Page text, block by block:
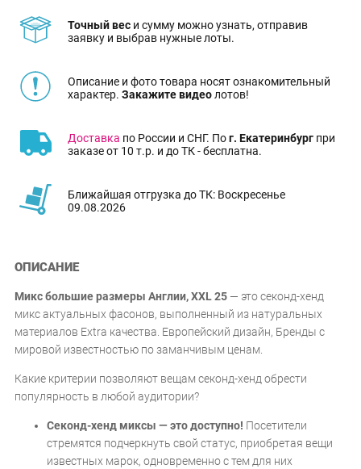
Точный вес и сумму можно узнать, отправив
заявку и выбрав нужные лоты.
Описание и фото товара носят ознакомительный
характер. Закажите видеолотов!
Доставка по России и СНГ. Пог. Екатеринбург при
заказе от 10 т.р. и до ТК - бесплатна.
Ближайшая отгрузка до ТК: Воскресенье
09.08.2026
ОПИСАНИЕ
Микс большие размеры Англии, XXL 25 — это секонд-хенд
микс актуальных фасонов, выполненный из натуральных
материалов Extra качества. Европейский дизайн, Бренды с
мировой известностью по заманчивым ценам.
Какие критерии позволяют вещам секонд-хенд обрести
популярность в любой аудитории?
Секонд-хенд миксы — это доступно! Посетители
стремятся подчеркнуть свой статус, приобретая вещи
известных марок, одновременно с тем для них